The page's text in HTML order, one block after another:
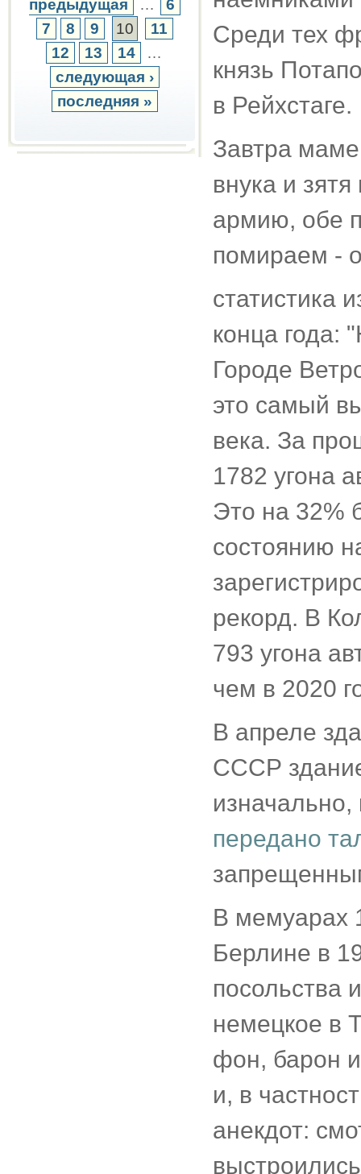
предыдущая …
6
7
8 9 10
11
12
13 14
…
следующая ›
последняя »
Среди тех
князь
в Рейхстаге.
Завтра маме
внука и
армию, обе
помираем -
статистика
конца года:
Городе
это самый
века. За
1782 угона
Это на 32%
состоянию
рекорд. В
793 угона
чем в 2020
В апреле
СССР
передано
В мемуарах
Берлине в
посольства
немецкое в
фон, барон
и, в
анекдот: